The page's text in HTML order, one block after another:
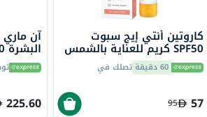
كاروتين أنتي إيج سبوت
SPF50 كريم للعناية بالشمس
للوجه للتجاعيد والبقع الداكنة
50 مل 60 دقيقة تصلك في
57
95
آن ماري
البشرة 50 مل
225.60